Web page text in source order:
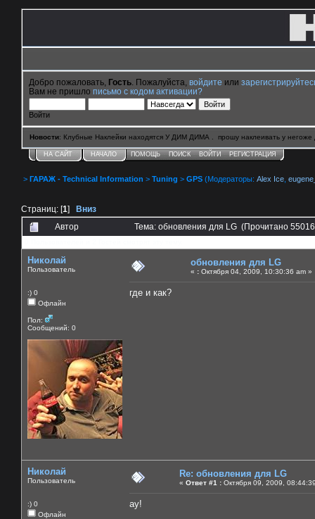
Добро пожаловать, Гость . Пожалуйста, войдите или
Вам не пришло письмо с кодом активации?
Войти
Новости: Клубные Наклейки находятся У ДИМ ДИМА . прошу наклеивать у негоже
НА САЙТ НАЧАЛО ПОМОЩЬ ПОИСК ВОЙТИ РЕГИСТРАЦИЯ
> ГАРАЖ - Technical Information > Tuning > GPS (Модераторы: Alex Ice
Страниц: [1] Вниз
Автор
Тема: обновления для LG (Прочитано
Николай
Пользователь
:) 0
Офлайн
Пол:
Сообщений: 0
обновления для LG
« : Октября 04, 2009, 10:30:36 am »
где и как?
Николай
Пользователь
:) 0
Офлайн
Re: обновления для LG
« Ответ #1 : Октября 09, 2009,
ау!